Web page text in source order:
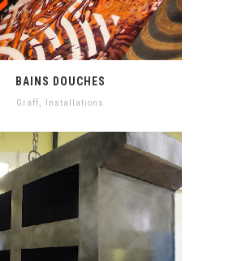
BAINS DOUCHES
Graff, Installations